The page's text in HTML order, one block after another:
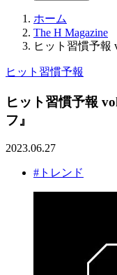
ホーム
The H Magazine
ヒット習慣予報
ヒット習慣予報
ヒット習慣予報
フ』
2023.06.27
#トレンド